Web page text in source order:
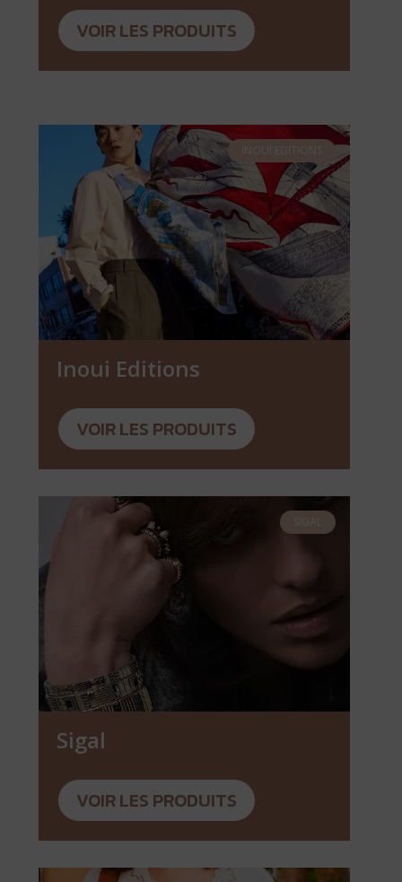
VOIR LES PRODUITS
INOUI EDITIONS
Inoui Editions
VOIR LES PRODUITS
SIGAL
Sigal
VOIR LES PRODUITS